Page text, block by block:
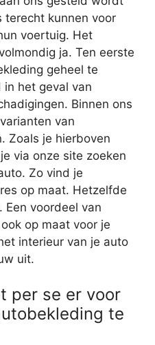
terecht kunnen voor
voertuig. Het
ja. Ten eerste
geheel te
het geval van
Binnen ons
van
Zoals je hierboven
via onze site zoeken
Zo vind je
op maat. Hetzelfde
voordeel van
op maat voor je
interieur van je auto
uit.
per se er voor
te